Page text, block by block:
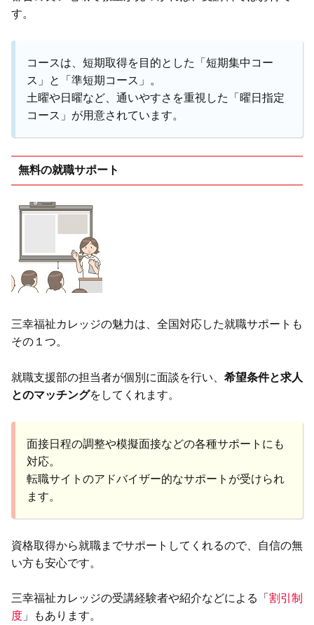
す。
コースは、短期取得を目的とした「短期集中コー
ス」と「準短期コース」。
土曜や日曜など、通いやすさを重視した「曜日指定
コース」が用意されています。
無料の就職サポート
三幸福祉カレッジの魅力は、全国対応した就職サポートも
その１つ。
就職支援部の担当者が個別に面談を行い、 希望条件と求人
とのマッチングをしてくれます。
面接日程の調整や模擬面接などの各種サポートにも
対応。
転職サイトのアドバイザー的なサポートが受けられ
ます。
資格取得から就職までサポートしてくれるので、自信の無
い方も安心です。
三幸福祉カレッジの受講経験者や紹介などによる「 割引制
度 」もあります。